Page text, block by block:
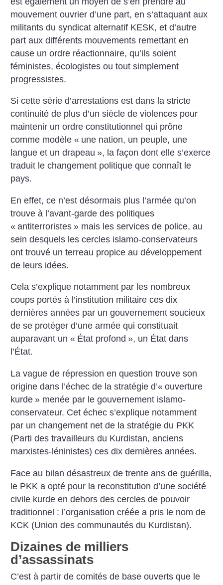
mouvement ouvrier d’une part, en s’attaquant aux
militants du syndicat alternatif KESK, et d’autre
part aux différents mouvements remettant en
cause un ordre réactionnaire, qu’ils soient
féministes, écologistes ou tout simplement
progressistes.
Si cette série d’arrestations est dans la stricte
continuité de plus d’un siècle de violences pour
maintenir un ordre constitutionnel qui prône
comme modèle « une nation, un peuple, une
langue et un drapeau », la façon dont elle s’exerce
traduit le changement politique que connaît le
pays.
En effet, ce n’est désormais plus l’armée qu’on
trouve à l’avant-garde des politiques
« antiterroristes » mais les services de police, au
sein desquels les cercles islamo-conservateurs
ont trouvé un terreau propice au développement
de leurs idées.
Cela s’explique notamment par les nombreux
coups portés à l’institution militaire ces dix
dernières années par un gouvernement soucieux
de se protéger d’une armée qui constituait
auparavant un « État profond », un État dans
l’État.
La vague de répression en question trouve son
origine dans l’échec de la stratégie d’« ouverture
kurde » menée par le gouvernement islamo-
conservateur. Cet échec s’explique notamment
par un changement net de la stratégie du PKK
(Parti des travailleurs du Kurdistan, anciens
marxistes-léninistes) ces dix dernières années.
Face au bilan désastreux de trente ans de guérilla,
le PKK a opté pour la reconstitution d’une société
civile kurde en dehors des cercles de pouvoir
traditionnel : l’organisation créée a pris le nom de
KCK (Union des communautés du Kurdistan).
Dizaines de milliers
d’assassinats
C’est à partir de comités de base ouverts que le